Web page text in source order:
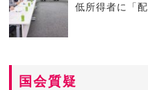
低所得者に「配
国会質疑